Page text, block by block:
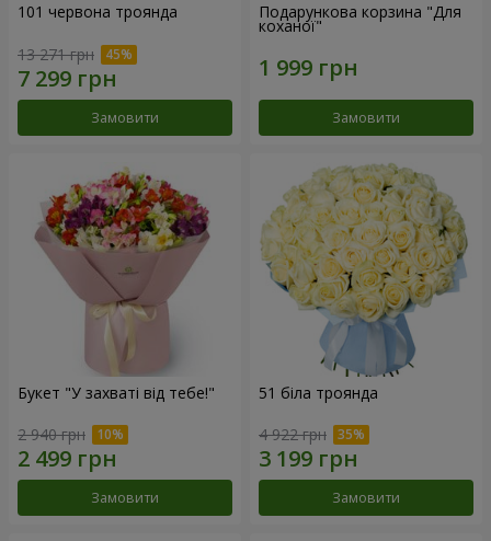
101 червона троянда
13 271 грн
Замовити
Подарункова корзина "Для
коханої"
Замовити
Букет "У захваті від тебе!"
2 940 грн
Замовити
51 біла троянда
4 922 грн
Замовити